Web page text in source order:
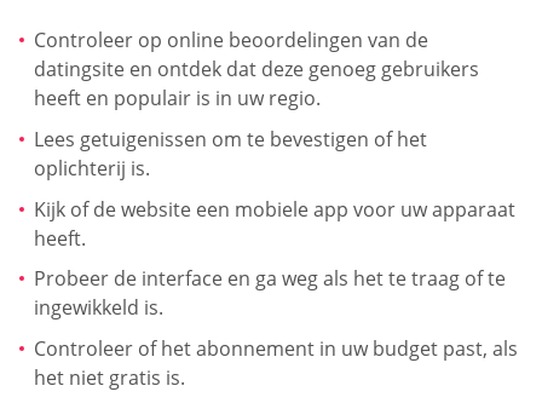
Controleer op online beoordelingen van de
datingsite en ontdek dat deze genoeg gebruikers
heeft en populair is in uw regio.
Lees getuigenissen om te bevestigen of het
oplichterij is.
Kijk of de website een mobiele app voor uw apparaat
heeft.
Probeer de interface en ga weg als het te traag of te
ingewikkeld is.
Controleer of het abonnement in uw budget past, als
het niet gratis is.